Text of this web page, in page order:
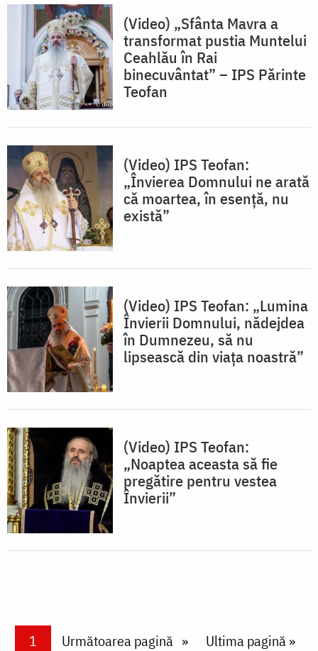
(Video) „Sfânta Mavra a
transformat pustia Muntelui
Ceahlău în Rai
binecuvântat” – IPS Părinte
Teofan
(Video) IPS Teofan:
„Învierea Domnului ne arată
că moartea, în esență, nu
există”
(Video) IPS Teofan: „Lumina
Învierii Domnului, nădejdea
în Dumnezeu, să nu
lipsească din viața noastră”
(Video) IPS Teofan:
„Noaptea aceasta să fie
pregătire pentru vestea
Învierii”
PaginareCurrent page
1 Next page
Următoarea pagină Last page
Ultima pagină »